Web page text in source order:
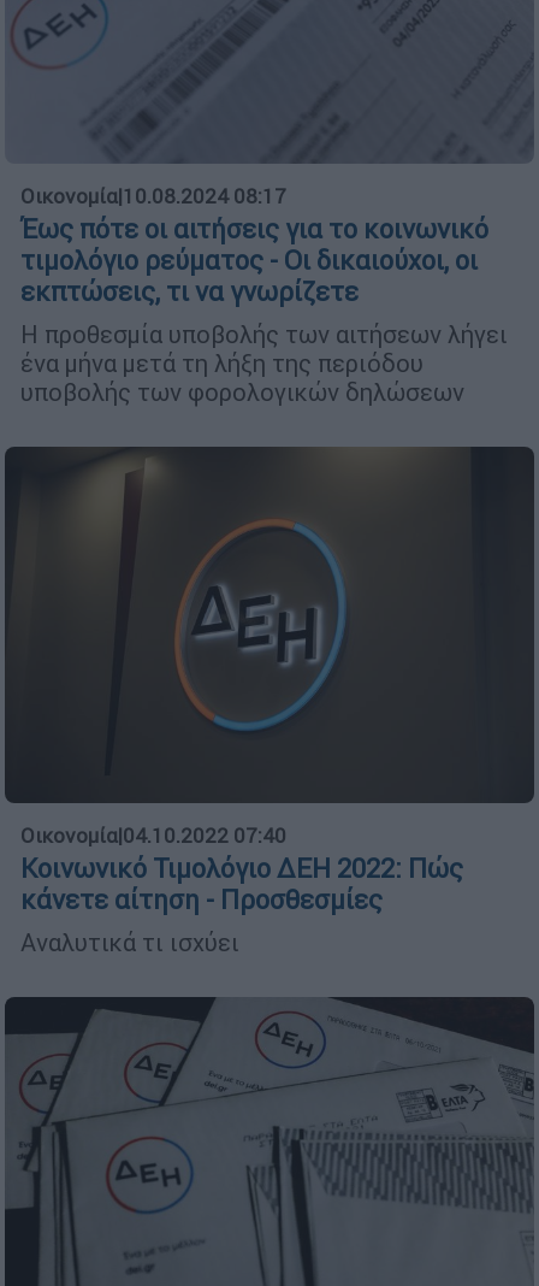
Οικονομία|10.08.2024 08:17
Έως πότε οι αιτήσεις για το κοινωνικό
τιμολόγιο ρεύματος - Οι δικαιούχοι, οι
εκπτώσεις, τι να γνωρίζετε
Η προθεσμία υποβολής των αιτήσεων λήγει
ένα μήνα μετά τη λήξη της περιόδου
υποβολής των φορολογικών δηλώσεων
Οικονομία|04.10.2022 07:40
Κοινωνικό Τιμολόγιο ΔΕΗ 2022: Πώς
κάνετε αίτηση - Προσθεσμίες
Αναλυτικά τι ισχύει